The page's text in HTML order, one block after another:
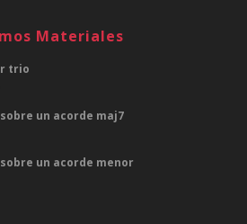
Materiales
trio
un acorde maj7
un acorde menor